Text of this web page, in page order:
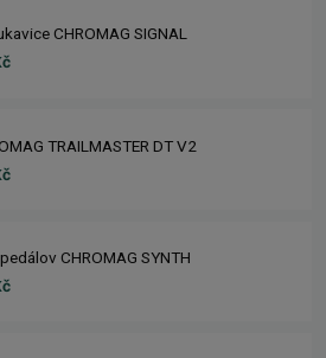
CHROMAG SIGNAL
TRAILMASTER DT V2
CHROMAG SYNTH